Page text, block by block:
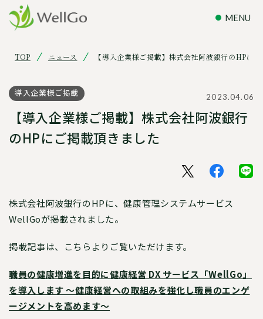
TOP ニュース 【導入企業様ご掲載】株式会社阿波銀行のHPに
導入企業様ご掲載 2023.04.06
【導入企業様ご掲載】株式会社阿波銀行
のHPにご掲載頂きました
株式会社阿波銀行のHPに、健康管理システムサービス
WellGoが掲載されました。
掲載記事は、こちらよりご覧いただけます。
職員の健康増進を目的に健康経営 DX サービス「WellGo」
を導入します ～健康経営への取組みを強化し職員のエンゲ
ージメントを高めます～